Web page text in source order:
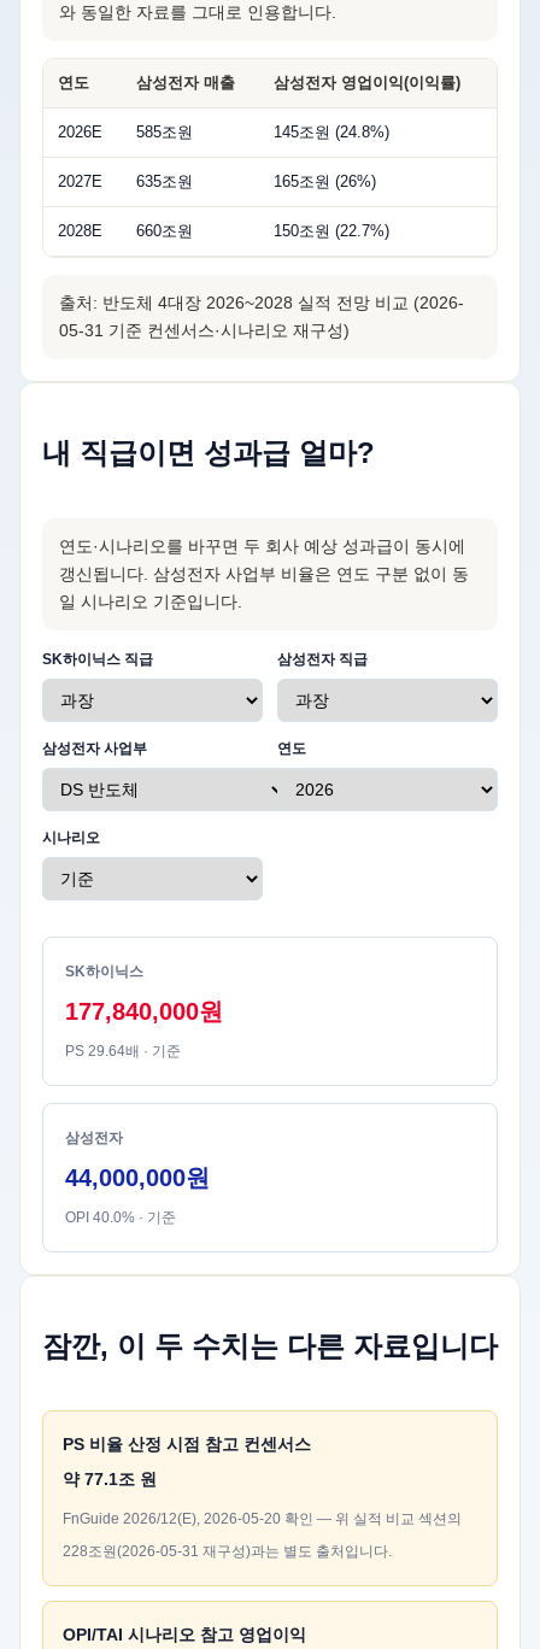
와 동일한 자료를 그대로 인용합니다.
연도 삼성전자 매출 삼성전자 영업이익(이익률)
2026E 585조원 145조원 (24.8%)
2027E 635조원 165조원 (26%)
2028E 660조원 150조원 (22.7%)
출처: 반도체 4대장 2026~2028 실적 전망 비교 (2026-
05-31 기준 컨센서스·시나리오 재구성)
내 직급이면 성과급 얼마?
연도·시나리오를 바꾸면 두 회사 예상 성과급이 동시에
갱신됩니다. 삼성전자 사업부 비율은 연도 구분 없이 동
일 시나리오 기준입니다.
SK하이닉스 직급 삼성전자 직급
삼성전자 사업부 연도
시나리오
SK하이닉스
177,840,000원
PS 29.64배 · 기준
삼성전자
44,000,000원
OPI 40.0% · 기준
잠깐, 이 두 수치는 다른 자료입니다
PS 비율 산정 시점 참고 컨센서스
약 77.1조 원
FnGuide 2026/12(E), 2026-05-20 확인 — 위 실적 비교 섹션의
228조원(2026-05-31 재구성)과는 별도 출처입니다.
OPI/TAI 시나리오 참고 영업이익